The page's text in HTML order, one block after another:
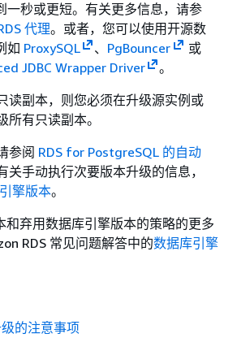
一秒或更短。有关更多信息，请参
代理。或者，您可以使用开源数
如 ProxySQL 、 PgBouncer
或
JDBC Wrapper Driver
。
读副本，则您必须在升级源实例或
有只读副本。
参阅 RDS for PostgreSQL 的自动
关手动执行次要版本升级的信息，
擎版本。
和弃用数据库引擎版本的策略的更多
RDS 常见问题解答中的数据库引擎
的注意事项